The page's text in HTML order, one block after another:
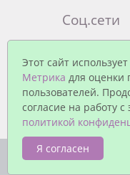
Соц.сети
© Павел
Этот сайт использует
Метрика для оценки
пользователей.
согласие на работу
политикой
Я согласен